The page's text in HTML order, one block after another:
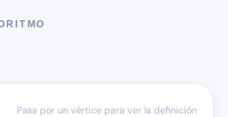
Pasa por un vértice para ver la definición